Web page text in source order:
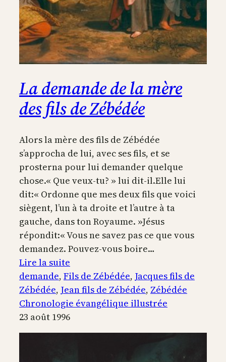
La demande de la mère
des fils de Zébédée
Alors la mère des fils de Zébédée
s’approcha de lui, avec ses fils, et se
prosterna pour lui demander quelque
chose.« Que veux-tu? » lui dit-il.Elle lui
dit:« Ordonne que mes deux fils que voici
siègent, l’un à ta droite et l’autre à ta
gauche, dans ton Royaume. »Jésus
répondit:« Vous ne savez pas ce que vous
demandez. Pouvez-vous boire…
Lire la suite
La
demande
de
la
mère
demande, Fils de Zébédée, Jacques fils de
Zébédée, Jean fils de Zébédée, Zébédée
Chronologie évangélique illustrée
23 août 1996